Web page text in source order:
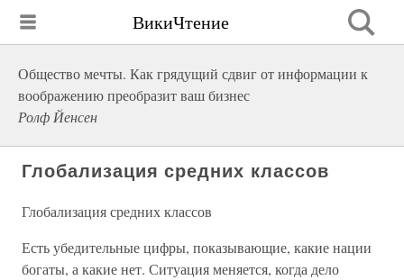
ВикиЧтение
Общество мечты. Как грядущий сдвиг от информации к
воображению преобразит ваш бизнес
Ролф Йенсен
Глобализация средних классов
Глобализация средних классов
Есть убедительные цифры, показывающие, какие нации
богаты, а какие нет. Ситуация меняется, когда дело